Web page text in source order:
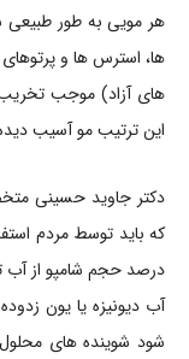
هر مویی به طور طبیعی
ها، استرس ها و
های آزاد) موجب
این ترتیب مو آسیب
دکتر جاوید حسینی
درصد حجم شامپو از آب
آب دیونیزه یا یون
شود شوینده های